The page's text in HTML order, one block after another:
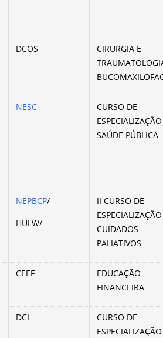
DCOS
CIRURGIA E
NESC
CURSO DE
SAÚDE PÚBLICA
NEPBCP/
HULW/
II CURSO DE
CUIDADOS
PALIATIVOS
CEEF
EDUCAÇÃO
FINANCEIRA
DCI
CURSO DE